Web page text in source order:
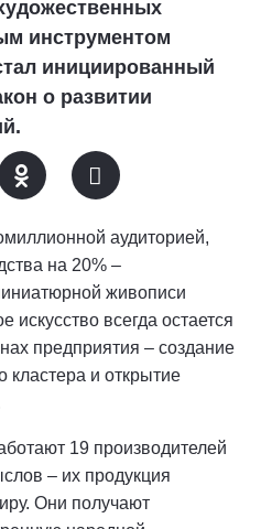
инструментом
инициированный
о развитии
аудиторией,
на 20% –
живописи
искусство всегда остается
предприятия – создание
кластера и открытие
19 производителей
– их продукция
Они получают